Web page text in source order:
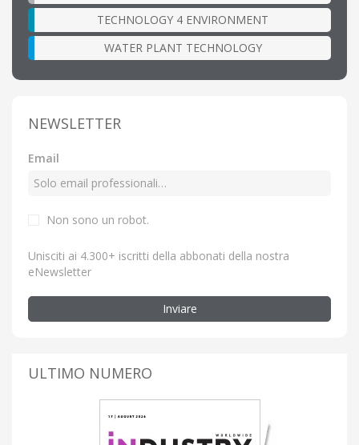
TECHNOLOGY 4 ENVIRONMENT
WATER PLANT TECHNOLOGY
NEWSLETTER
Email
Non sono un robot.
Unisciti ai 4.300+ iscritti della abbonati della nostra
eNewsletter
Inviare
ULTIMO NUMERO